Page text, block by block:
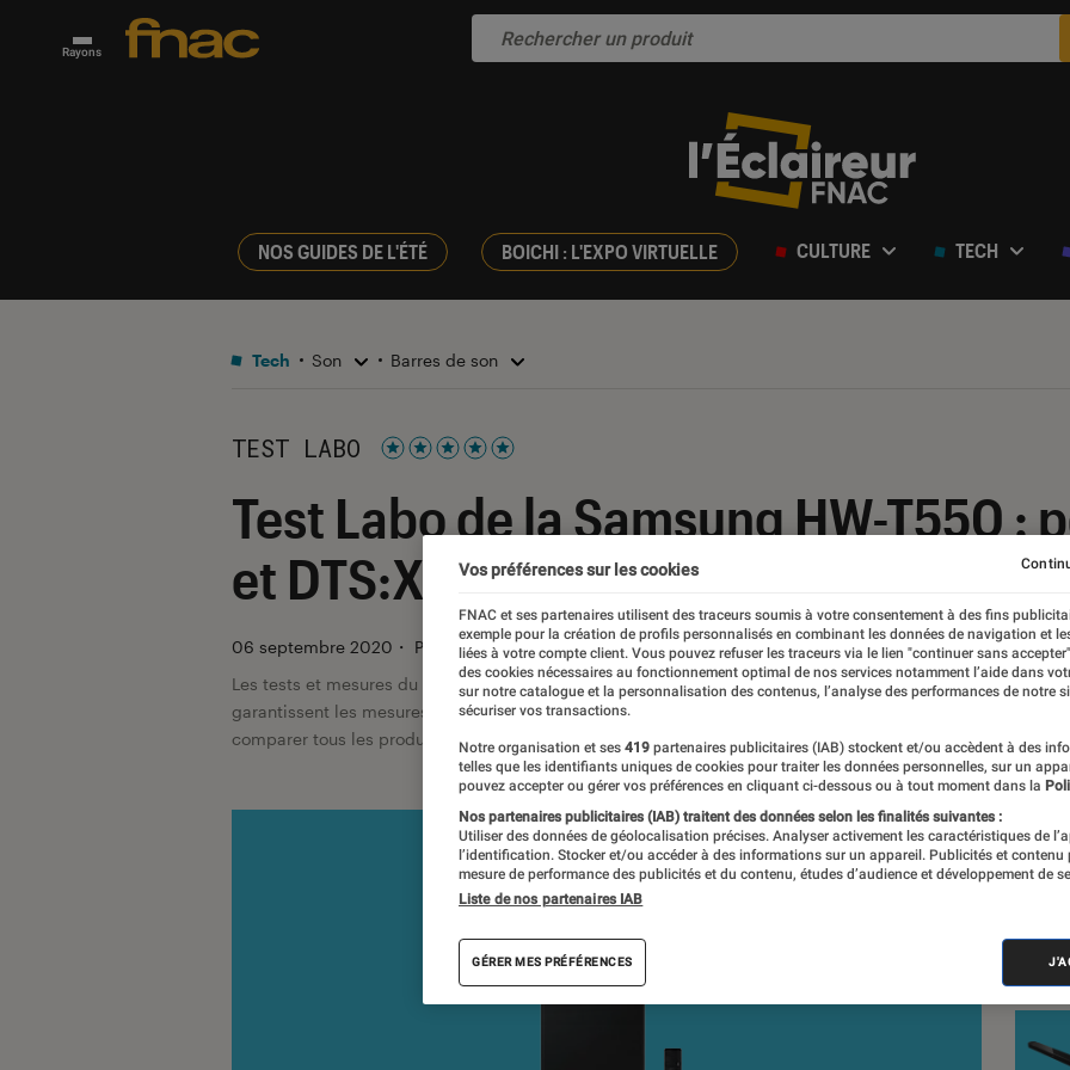
Rayons
NOS GUIDES DE L'ÉTÉ BOICHI : L'EXPO VIRTUELLE CULTURE TECH
Tech Son Barres de son
TEST LABO
Test Labo de la Samsung HW-T550 :
et DTS:X pour moins de 300 euros
06 septembre 2020 ・ Par
Régis Bertrand
Les tests et mesures du Labo Fnac sont réalisés en toute indépendance du commerce ou des fabricants
garantissent les mesures grâce à leur expertise, et aux équipements de mesures les plus précis. Pour en
comparer tous les produits, visitez notre
comparateur
de
VOIR
Vos préférences sur les cookies
FNAC et ses partenaires utilisent des traceurs soumis à votre consentement à des fins
exemple pour la création de profils personnalisés en combinant les données de navigation et
liées à votre compte client. Vous pouvez refuser les traceurs via le lien "continuer sans
des cookies nécessaires au fonctionnement optimal de nos services notamment l’aide dans
sur notre catalogue et la personnalisation des contenus, l’analyse des performances de notre
sécuriser vos transactions.
Notre organisation et ses 419 partenaires publicitaires (IAB) stockent et/ou accèdent à des
telles que les identifiants uniques de cookies pour traiter les données personnelles, sur un
pouvez accepter ou gérer vos préférences en cliquant ci-dessous ou à tout moment dans la
Nos partenaires publicitaires (IAB) traitent des données selon les finalités suivantes :
Utiliser des données de géolocalisation précises. Analyser activement les caractéristiques de
l’identification. Stocker et/ou accéder à des informations sur un appareil. Publicités et contenu
mesure de performance des publicités et du contenu, études d’audience et développement de
Liste de nos partenaires IAB
GÉRER MES PRÉFÉRENCES